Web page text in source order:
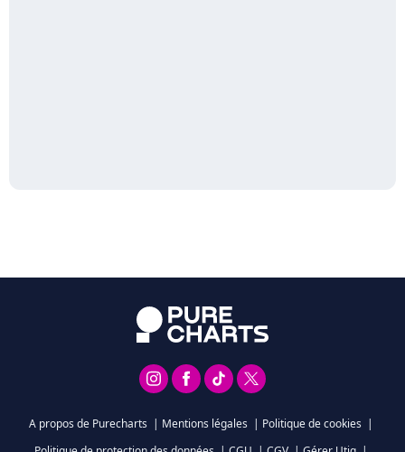
A propos de Purecharts | Mentions légales | Politique de cookies |